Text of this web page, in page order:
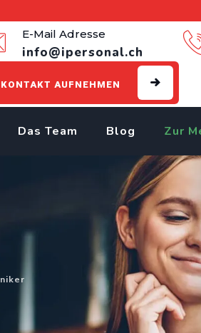
E-Mail Adresse
info@ipersonal.ch
KONTAKT AUFNEHMEN
Das Team Blog Zur